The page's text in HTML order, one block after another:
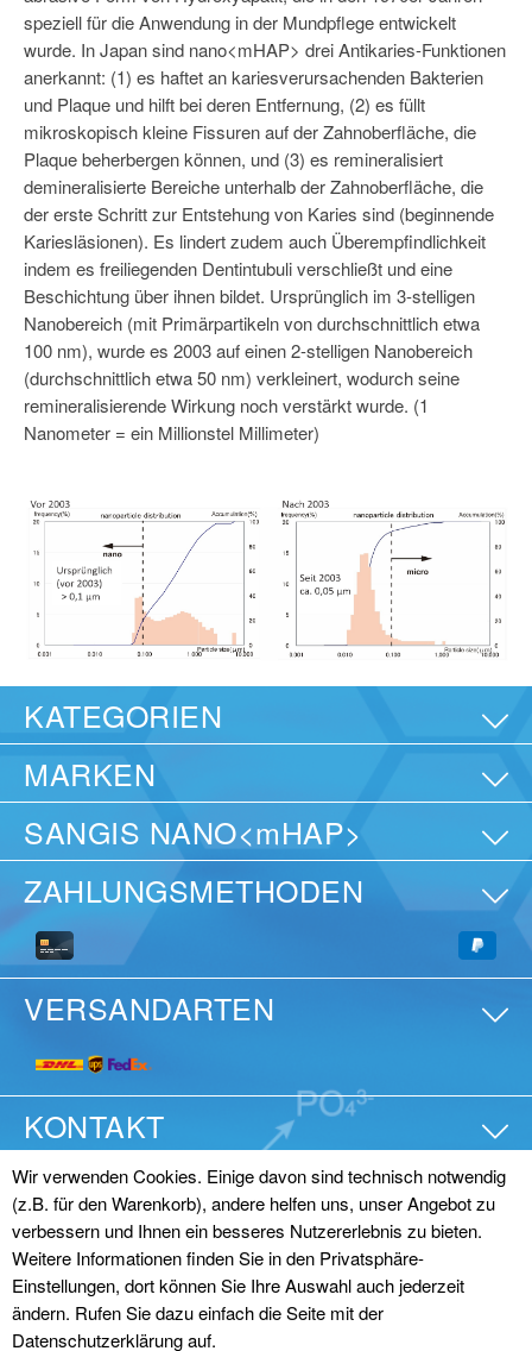
speziell für die Anwendung in der Mundpflege entwickelt
wurde. In Japan sind nano<mHAP> drei Antikaries-Funktionen
anerkannt: (1) es haftet an kariesverursachenden Bakterien
und Plaque und hilft bei deren Entfernung, (2) es füllt
mikroskopisch kleine Fissuren auf der Zahnoberfläche, die
Plaque beherbergen können, und (3) es remineralisiert
demineralisierte Bereiche unterhalb der Zahnoberfläche, die
der erste Schritt zur Entstehung von Karies sind (beginnende
Kariesläsionen). Es lindert zudem auch Überempfindlichkeit
indem es freiliegenden Dentintubuli verschließt und eine
Beschichtung über ihnen bildet. Ursprünglich im 3-stelligen
Nanobereich (mit Primärpartikeln von durchschnittlich etwa
100 nm), wurde es 2003 auf einen 2-stelligen Nanobereich
(durchschnittlich etwa 50 nm) verkleinert, wodurch seine
remineralisierende Wirkung noch verstärkt wurde. (1
Nanometer = ein Millionstel Millimeter)
KATEGORIEN
MARKEN
SANGIS NANO<mHAP>
ZAHLUNGSMETHODEN
VERSANDARTEN
KONTAKT
© SANGI Europe GmbH
Impressum|Datenschutz|AGB (Online)|AGB
(Großhandel)| Vertrag widerrufen
Wir verwenden Cookies. Einige davon sind technisch notwendig
(z.B. für den Warenkorb), andere helfen uns, unser Angebot zu
verbessern und Ihnen ein besseres Nutzererlebnis zu bieten.
Weitere Informationen finden Sie in den Privatsphäre-
Einstellungen, dort können Sie Ihre Auswahl auch jederzeit
ändern. Rufen Sie dazu einfach die Seite mit der
Datenschutzerklärung auf.